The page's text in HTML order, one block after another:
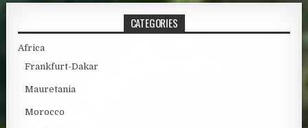
CATEGORIES
Africa
Frankfurt-Dakar
Mauretania
Morocco